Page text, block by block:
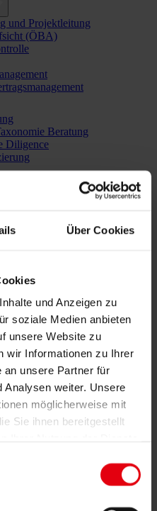
Über Cookies
und Anzeigen zu
soziale Medien anbieten
unsere Website zu
wir Informationen zu Ihrer
an unsere Partner für
Analysen weiter. Unsere
möglicherweise mit
Sie ihnen bereitgestellt
und Projektleitung
(ÖBA)
Beratung
Diligence
der
weitere
einer Gesamtfläche von
hier für die